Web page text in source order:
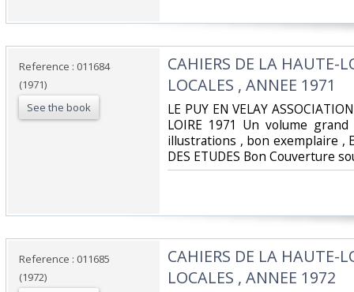
Reference : 011684
(1971)
See the book
‎CAHIERS DE LA HAUTE-
LOCALES , ANNEE 1971‎
‎LE PUY EN VELAY
LOIRE 1971 Un volume
illustrations , bon exemplaire ,
DES ETUDES Bon Couverture
Reference : 011685
(1972)
‎CAHIERS DE LA HAUTE-
LOCALES , ANNEE 1972‎